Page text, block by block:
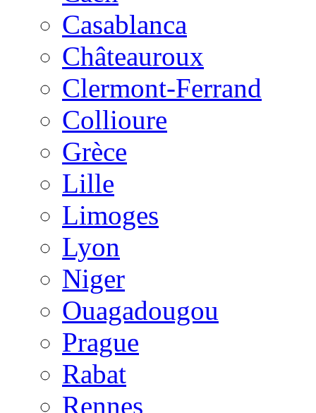
Casablanca
Châteauroux
Clermont-Ferrand
Collioure
Grèce
Lille
Limoges
Lyon
Niger
Ouagadougou
Prague
Rabat
Rennes